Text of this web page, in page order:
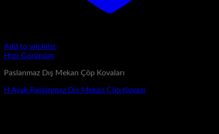
Add to wishlist
Hızlı Görünüm
Paslanmaz Dış Mekan Çöp Kovaları
H Ayak Paslanmaz Dış Mekan Çöp Kovası